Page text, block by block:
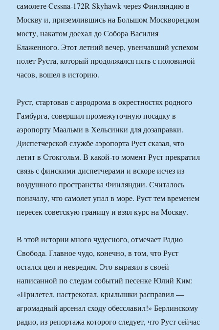
самолете Cessna-172R Skyhawk через Финляндию в
Москву и, приземлившись на Большом Москворецком
мосту, накатом доехал до Собора Василия
Блаженного. Этот летний вечер, увенчавший успехом
полет Руста, который продолжался пять с половиной
часов, вошел в историю.
Руст, стартовав с аэродрома в окрестностях родного
Гамбурга, совершил промежуточную посадку в
аэропорту Маальми в Хельсинки для дозаправки.
Диспетчерской службе аэропорта Руст сказал, что
летит в Стокгольм. В какой-то момент Руст прекратил
связь с финскими диспетчерами и вскоре исчез из
воздушного пространства Финляндии. Считалось
поначалу, что самолет упал в море. Руст тем временем
пересек советскую границу и взял курс на Москву.
В этой истории много чудесного, отмечает Радио
Свобода. Главное чудо, конечно, в том, что Руст
остался цел и невредим. Это выразил в своей
написанной по следам событий песенке Юлий Ким:
«Прилетел, настрекотал, крылышки расправил —
агромадный арсенал сходу обесславил!» Берлинскому
радио, из репортажа которого следует, что Руст сейчас